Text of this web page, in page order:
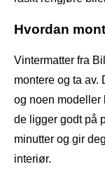
Hvordan
Vintermatter fra
montere og ta av.
og noen modeller
de ligger godt på
minutter og gir
interiør.